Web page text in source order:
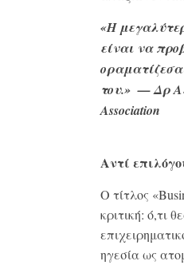
«Η
είναι να
του.» — Δρ
Association
Αντί
Ο τίτλος
κριτική: ό,τι
ηγεσία ως